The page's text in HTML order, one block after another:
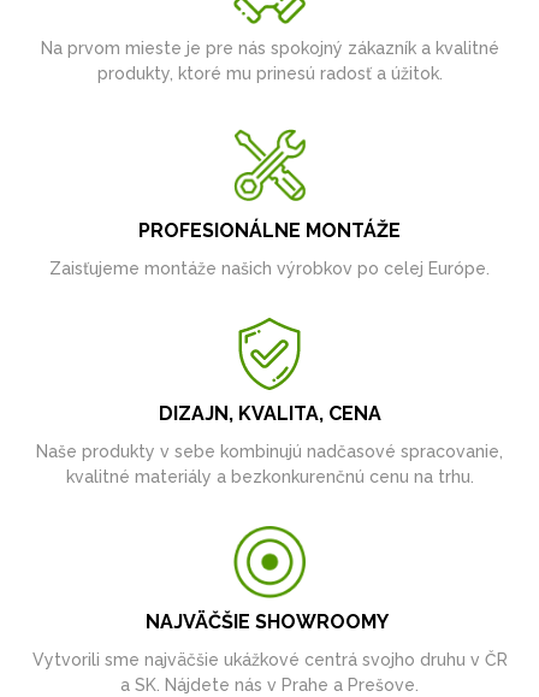
Na prvom mieste je pre nás spokojný zákazník a kvalitné
produkty, ktoré mu prinesú radosť a úžitok.
PROFESIONÁLNE MONTÁŽE
Zaisťujeme montáže našich výrobkov po celej Európe.
DIZAJN, KVALITA, CENA
Naše produkty v sebe kombinujú nadčasové spracovanie,
kvalitné materiály a bezkonkurenčnú cenu na trhu.
NAJVÄČŠIE SHOWROOMY
Vytvorili sme najväčšie ukážkové centrá svojho druhu v ČR
a SK. Nájdete nás v Prahe a Prešove.